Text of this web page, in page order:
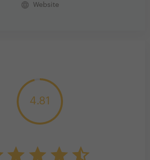
language Website
4.81